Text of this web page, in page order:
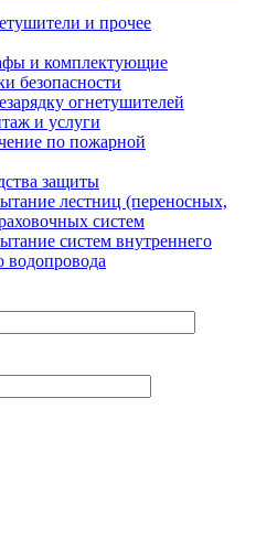
и прочее
и комплектующие
безопасности
огнетушителей
и услуги
по пожарной
защиты
лестниц (переносных,
систем
систем внутреннего
водопровода